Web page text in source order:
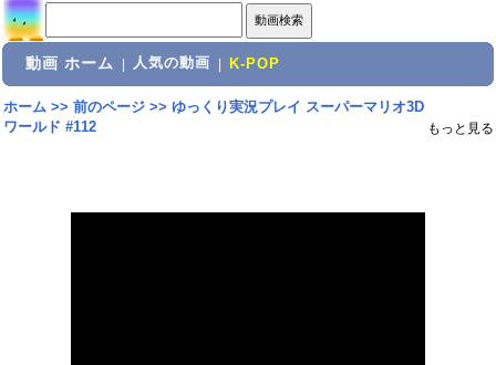
動画 ホーム 人気の動画 K-POP
ホーム>> 前のページ>> ゆっくり実況プレイ スーパーマリオ3D
ワールド #112
もっと見る